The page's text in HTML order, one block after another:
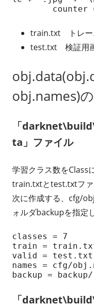
train.txt トレー
test.txt 検証用
obj.names)
「
ta」ファイル
学習クラス数をClass
train.txtとtest.txtファ
次に作成する、cfg/
ォルダbackupを指定
classes = 7
train =
valid = test.txt
names = cfg/
backup = backup/
「